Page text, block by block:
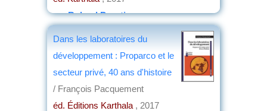
parRoland Pourtier
Dans les laboratoires du
développement : Proparco et le
secteur privé, 40 ans d'histoire
/ François Pacquement
éd. Éditions Karthala , 2017